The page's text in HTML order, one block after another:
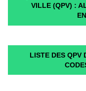
VILLE (QPV) :
LISTE DES QPV